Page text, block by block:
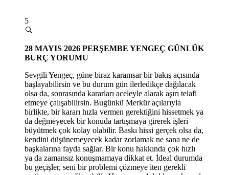
5
28 MAYIS 2026 PERŞEMBE YENGEÇ GÜNLÜK
BURÇ YORUMU
Sevgili Yengeç, güne biraz karamsar bir bakış açısında
başlayabilirsin ve bu durum gün ilerledikçe dağılacak
olsa da, sonrasında kararları aceleyle alarak aşırı telafi
etmeye çalışabilirsin. Bugünkü Merkür açılarıyla
birlikte, bir kararı hızla vermen gerektiğini hissetmek ya
da değmeyecek bir konuda tartışmaya girerek işleri
büyütmek çok kolay olabilir. Baskı hissi gerçek olsa da,
kendini düşünemeyecek kadar zorlamak ne sana ne de
başkalarına fayda sağlar. Bir konu hakkında çok hızlı
ya da zamansız konuşmamaya dikkat et. İdeal durumda
bu geçişler, seni bir problemi çözmeye iten gerekli